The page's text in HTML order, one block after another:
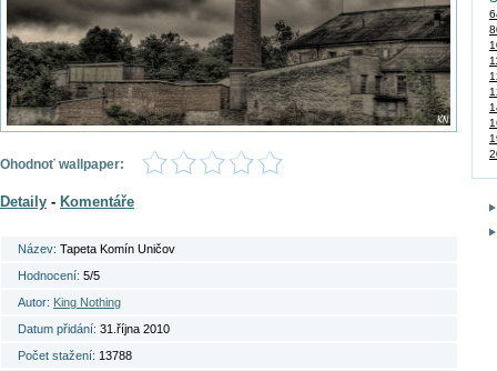
Ohodnoť wallpaper:
Detaily - Komentáře
Název: Tapeta Komín Uničov
Hodnocení: 5/5
Autor: King Nothing
Datum přidání: 31.října 2010
Počet stažení: 13788